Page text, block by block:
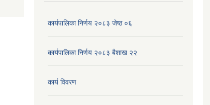
कार्यपालिका निर्णय २०८३ जेष्ठ ०६
कार्यपालिका निर्णय २०८३ बैशाख २२
कार्य विवरण